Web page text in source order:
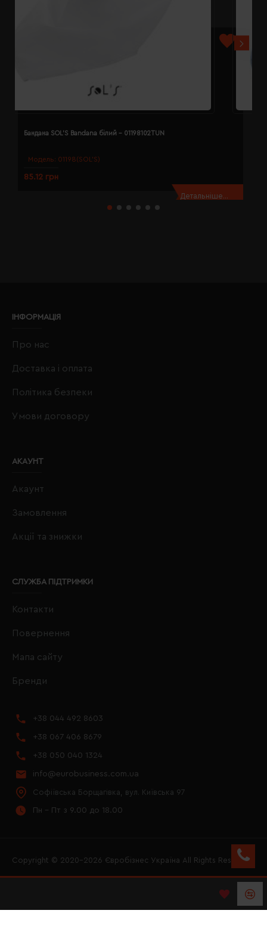
Модель: 01198(SOL’S)
Бандана SOL'S Bandana білий - 01198102TUN
85.12 грн
Детальніше...
ІНФОРМАЦІЯ
Про нас
Доставка і оплата
Політика безпеки
Умови договору
АКАУНТ
Акаунт
Замовлення
Акції та знижки
СЛУЖБА ПІДТРИМКИ
Контакти
Повернення
Мапа сайту
Бренди
+38 044 492 8603
+38 067 406 8679
+38 050 040 1324
info@eurobusiness.com.ua
Софіївська Борщагівка, вул. Київська 97
Пн - Пт з 9.00 до 18.00
Copyright © 2020–2026 Євробізнес Україна All Rights Reserved
LOGO ЄВРОБІЗНЕС